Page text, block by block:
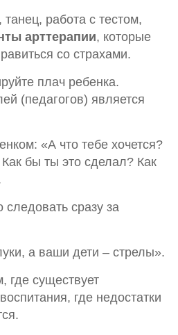
работа с тестом,
арттерапии, которые
со страхами.
плач ребенка.
(педагогов) является
«А что тебе хочется?
бы ты это сделал? Как
сразу за
а ваши дети – стрелы».
где существует
где недостатки